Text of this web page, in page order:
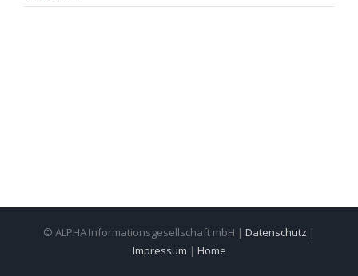
© ALPHA Informationsgesellschaft mbH | Datenschutz |
Impressum | Home